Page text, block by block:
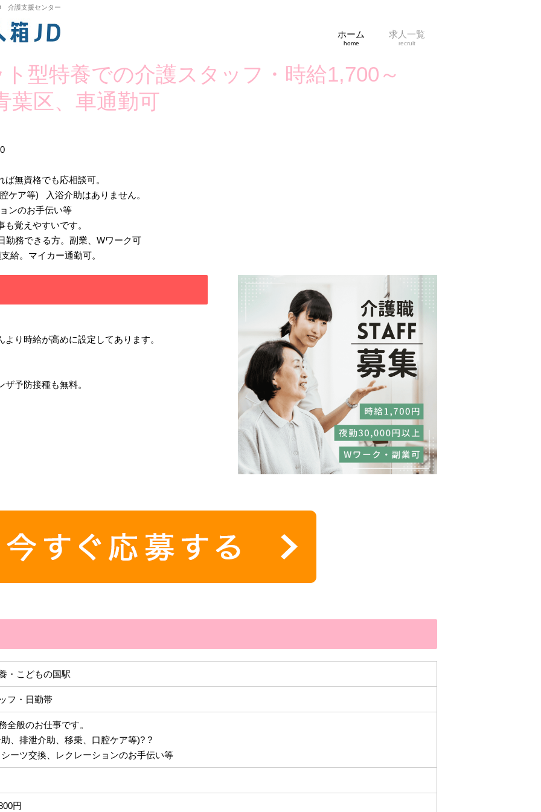
介護支援センター
ホーム
home
求人一覧
recruit
型特養での介護スタッフ・時給1,700～
葉区、車通勤可
無資格でも応相談可。
ケア等) 入浴介助はありません。
ンのお手伝い等
覚えやすいです。
勤務できる方。副業、Wワーク可
給。マイカー通勤可。
り時給が高めに設定してあります。
予防接種も無料。
・こどもの国駅
フ・日勤帯
全般のお仕事です。
、排泄介助、移乗、口腔ケア等)? ?
ーツ交換、レクレーションのお手伝い等
円